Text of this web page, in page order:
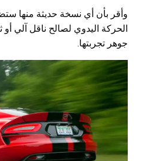
وأقر بأن أي نسخة حديثة منها
الحركة اليدوي لصالح ناقل آلي
جوهر تجربتها.